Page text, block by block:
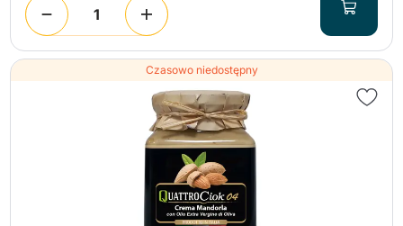
Czasowo niedostępny